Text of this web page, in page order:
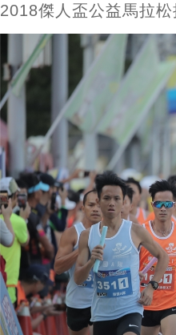
2018傑人盃公益馬拉松